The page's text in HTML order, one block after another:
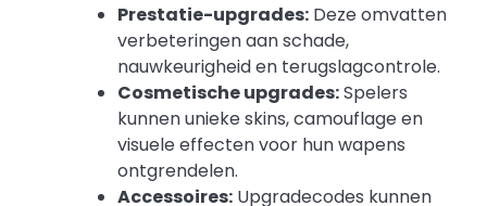
Prestatie-upgrades: Deze omvatten
verbeteringen aan schade,
nauwkeurigheid en terugslagcontrole.
Cosmetische upgrades:Spelers
kunnen unieke skins, camouflage en
visuele effecten voor hun wapens
ontgrendelen.
Accessoires: Upgradecodes kunnen